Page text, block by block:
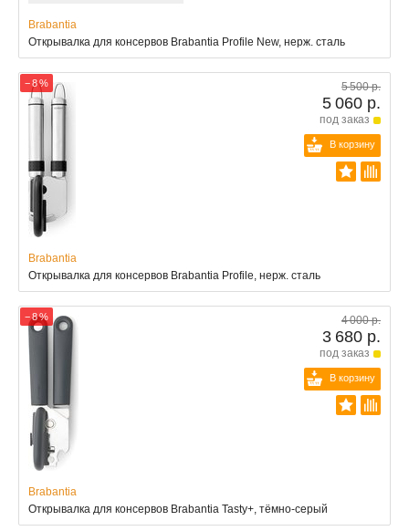
Brabantia
Открывалка для консервов Brabantia Profile New, нерж. сталь
− 8 % 5 500 р.
5 060 р.
под заказ
В корзину
Brabantia
Открывалка для консервов Brabantia Profile, нерж. сталь
− 8 % 4 000 р.
3 680 р.
под заказ
В корзину
Brabantia
Открывалка для консервов Brabantia Tasty+, тёмно-серый